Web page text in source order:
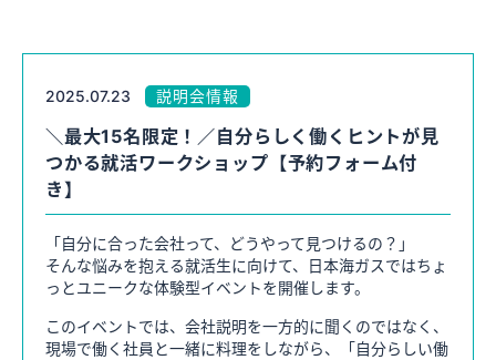
募集要項
キャリア採用情報
27年卒はこちら
エントリーはマイナビより受け付けております。（サプラのみ）
28年卒はこちら
2025.07.23 説明会情報
＼最大15名限定！／自分らしく働くヒントが見
つかる就活ワークショップ【予約フォーム付
き】
「自分に合った会社って、どうやって見つけるの？」
そんな悩みを抱える就活生に向けて、日本海ガスではちょ
っとユニークな体験型イベントを開催します。
このイベントでは、会社説明を一方的に聞くのではなく、
現場で働く社員と一緒に料理をしながら、「自分らしい働